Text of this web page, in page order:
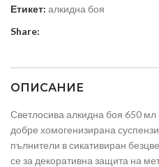
Етикет: алкидна боя
Share:
ОПИСАНИЕ
Светлосива алкидна боя 650 мл
добре хомогенизирана
пълнители в сикативиран
се за декоративна защита на